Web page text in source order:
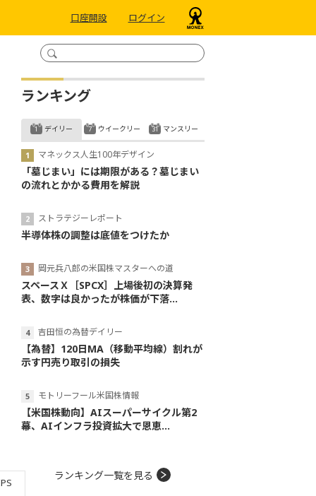
口座開設 ログイン
ランキング
デイリー
マネックス人生100年デザイン
「墓じまい」には期限がある？墓じまい
の流れとかかる費用を解説
ストラテジーレポート
半導体株の調整は底値をつけたか
岡元兵八郎の米国株マスターへの道
スペースＸ［SPCX］上場後初の決算発
表、数字は良かったが株価が下落...
吉田恒の為替デイリー
【為替】120日MA（移動平均線）割れが
示す円売り取引の損失
モトリーフール米国株情報
【米国株動向】AIスーパーサイクル第2
幕、AIインフラ投資拡大で恩恵...
ウイークリー マンスリー
ランキング一覧を見る